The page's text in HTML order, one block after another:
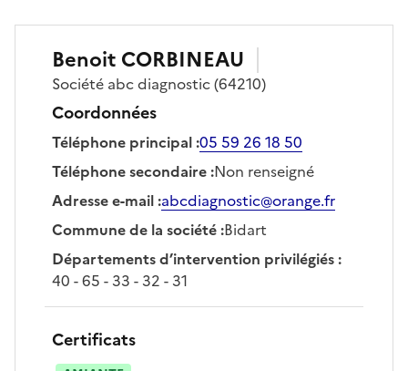
Benoit CORBINEAU
Société abc diagnostic(64210)
Coordonnées
Téléphone principal:05 59 26 18 50
Téléphone secondaire:Non renseigné
Adresse e-mail:abcdiagnostic@orange.fr
Commune de la société:Bidart
Départements d’intervention privilégiés:
40 - 65 - 33 - 32 - 31
Certificats